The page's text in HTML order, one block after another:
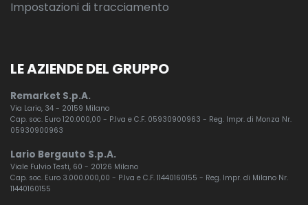
Impostazioni di tracciamento
LE AZIENDE DEL GRUPPO
Remarket S.p.A.
Via Lario, 34 - 20159 Milano
Cap. soc. Euro 120.000,00 - P.Iva e C.F. 05930900963 - Reg. Impr. di Monza Nr.
05930900963
Lario Bergauto S.p.A.
Viale Fulvio Testi, 60 - 20126 Milano
Cap. soc. Euro 3.000.000,00 - P.Iva e C.F. 11440160155 - Reg. Impr. di Milano Nr.
11440160155